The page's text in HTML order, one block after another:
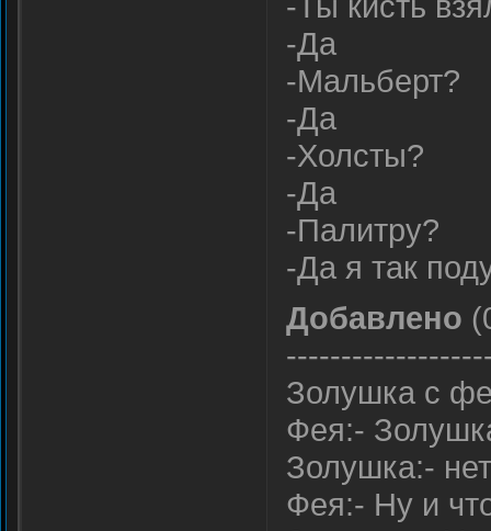
-Да
-Мальберт?
-Да
-Холсты?
-Да
-Палитру?
-Да я так
Добавлено
Золушка с
Фея:-
Золушка:-
Фея:- Ну и